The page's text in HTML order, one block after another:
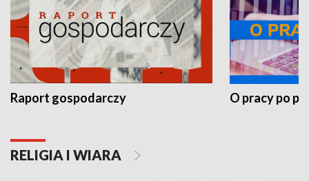
Raport gospodarczy O pracy po
RELIGIA I WIARA